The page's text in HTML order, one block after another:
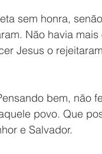
sem honra,
Não havia
Jesus o
bem, não
povo. Que
e Salvador.